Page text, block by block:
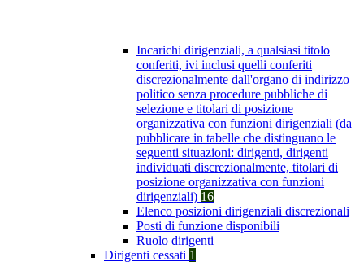
Incarichi dirigenziali, a qualsiasi titolo
conferiti, ivi inclusi quelli conferiti
discrezionalmente dall'organo di indirizzo
politico senza procedure pubbliche di
selezione e titolari di posizione
organizzativa con funzioni dirigenziali (da
pubblicare in tabelle che distinguano le
seguenti situazioni: dirigenti, dirigenti
individuati discrezionalmente, titolari di
posizione organizzativa con funzioni
dirigenziali) 16
Elenco posizioni dirigenziali discrezionali
Posti di funzione disponibili
Ruolo dirigenti
Dirigenti cessati 1